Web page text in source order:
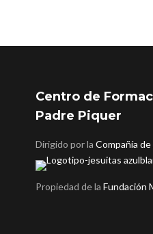
Centro de
Padre Piquer
Dirigido por laCompañía de
Propiedad de laFundación